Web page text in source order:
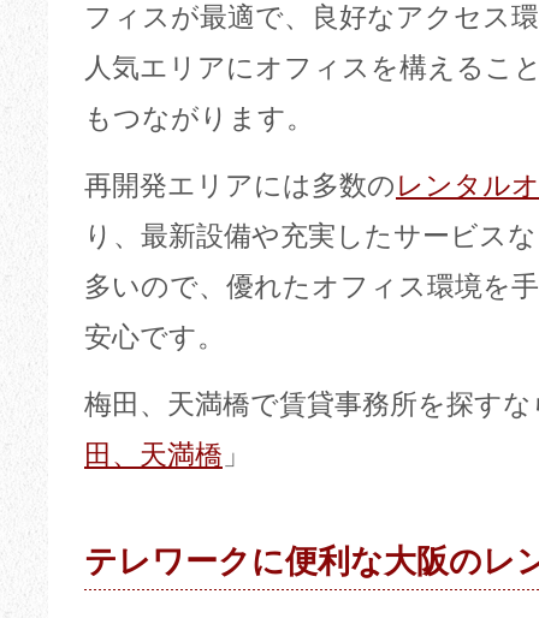
フィスが最適で、良好なアクセス
人気エリアにオフィスを構えるこ
もつながります。
再開発エリアには多数のレンタル
り、最新設備や充実したサービス
多いので、優れたオフィス環境を
安心です。
梅田、天満橋で賃貸事務所を探すな
田、天満橋 」
テレワークに便利な大阪のレ